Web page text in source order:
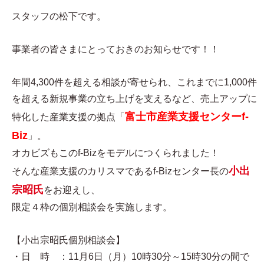
スタッフの松下です。
事業者の皆さまにとっておきのお知らせです！！
年間4,300件を超える相談が寄せられ、これまでに1,000件
を超える新規事業の立ち上げを支えるなど、売上アップに
特化した産業支援の拠点「 富士市産業支援センターf-
Biz 」。
オカビズもこのf-Bizをモデルにつくられました！
そんな産業支援のカリスマであるf-Bizセンター長の小出
宗昭氏をお迎えし、
限定４枠の個別相談会を実施します。
【小出宗昭氏個別相談会】
・日 時 ：11月6日（月）10時30分～15時30分の間で